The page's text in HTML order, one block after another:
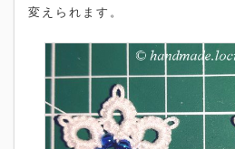
変えられます。